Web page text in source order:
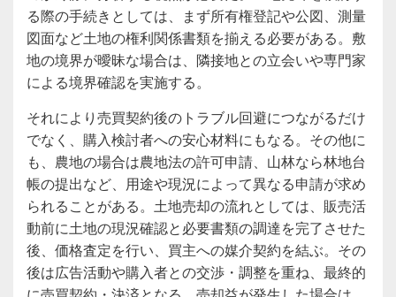
る際の手続きとしては、まず所有権登記や公図、測量
図面など土地の権利関係書類を揃える必要がある。敷
地の境界が曖昧な場合は、隣接地との立会いや専門家
による境界確認を実施する。
それにより売買契約後のトラブル回避につながるだけ
でなく、購入検討者への安心材料にもなる。その他に
も、農地の場合は農地法の許可申請、山林なら林地台
帳の提出など、用途や現況によって異なる申請が求め
られることがある。土地売却の流れとしては、販売活
動前に土地の現況確認と必要書類の調達を完了させた
後、価格査定を行い、買主への媒介契約を結ぶ。その
後は広告活動や購入者との交渉・調整を重ね、最終的